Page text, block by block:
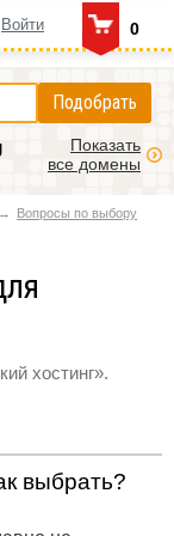
0
Войти
Подобрать
Показать
все домены
Вопросы по выбору
хостинг».
выбрать?